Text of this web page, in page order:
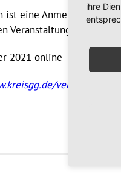
ist eine Anmeldung zu
Veranstaltungspunkten
2021 online
veranstaltungen
ihre